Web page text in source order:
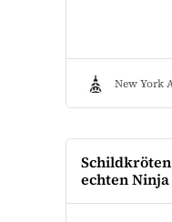
New York
echten